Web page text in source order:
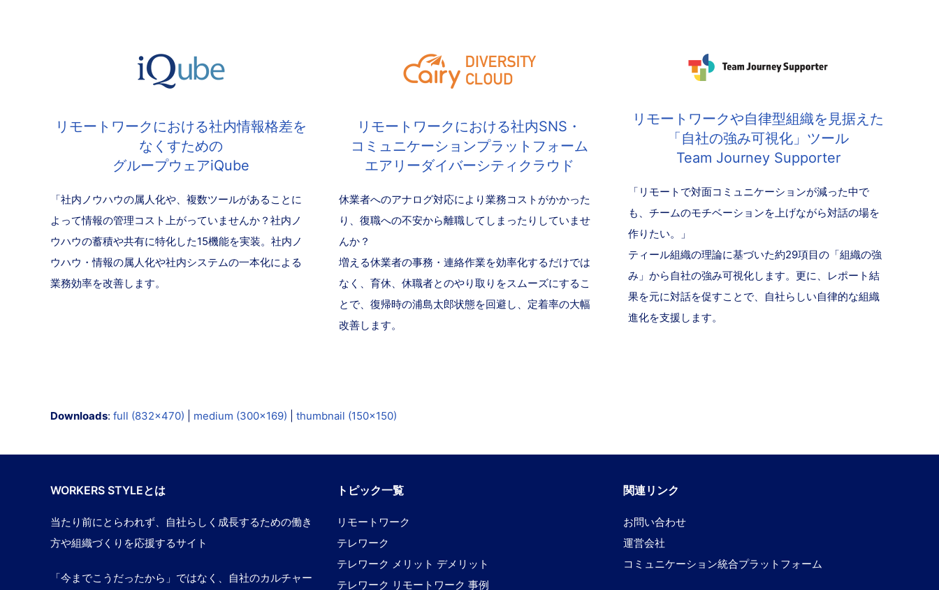
リモートワークにおける社内情報格差を
なくすための
グループウェアiQube
「社内ノウハウの属人化や、複数ツールがあることに
よって情報の管理コスト上がっていませんか？社内ノ
ウハウの蓄積や共有に特化した15機能を実装。社内ノ
ウハウ・情報の属人化や社内システムの一本化による
業務効率を改善します。
リモートワークにおける社内SNS・
コミュニケーションプラットフォーム
エアリーダイバーシティクラウド
休業者へのアナログ対応により業務コストがかかった
り、復職への不安から離職してしまったりしていませ
んか？
増える休業者の事務・連絡作業を効率化するだけでは
なく、育休、休職者とのやり取りをスムーズにするこ
とで、復帰時の浦島太郎状態を回避し、定着率の大幅
改善します。
リモートワークや自律型組織を見据えた
「自社の強み可視化」ツール
Team Journey Supporter
「リモートで対面コミュニケーションが減った中で
も、チームのモチベーションを上げながら対話の場を
作りたい。」
ティール組織の理論に基づいた約29項目の「組織の強
み」から自社の強み可視化します。更に、レポート結
果を元に対話を促すことで、自社らしい自律的な組織
進化を支援します。
Downloads: full (832x470) medium (300x169) thumbnail (150x150)
WORKERS STYLEとは
当たり前にとらわれず、自社らしく成長するための働き
方や組織づくりを応援するサイト
「今までこうだったから」ではなく、自社のカルチャー
トピック一覧
リモートワーク
テレワーク
テレワーク メリット デメリット
テレワーク リモートワーク 事例
関連リンク
お問い合わせ
運営会社
コミュニケーション統合プラットフォーム